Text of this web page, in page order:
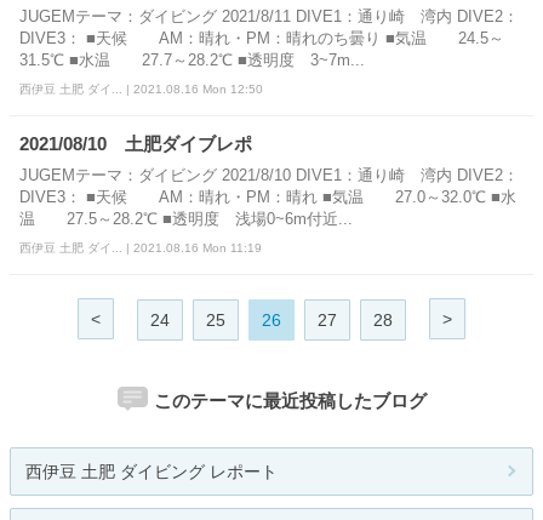
JUGEMテーマ：ダイビング 2021/8/11 DIVE1：通り崎 湾内 DIVE2：
DIVE3： ■天候 AM：晴れ・PM：晴れのち曇り ■気温 24.5～
31.5℃ ■水温 27.7～28.2℃ ■透明度 3~7m...
西伊豆 土肥 ダイ... | 2021.08.16 Mon 12:50
2021/08/10 土肥ダイブレポ
JUGEMテーマ：ダイビング 2021/8/10 DIVE1：通り崎 湾内 DIVE2：
DIVE3： ■天候 AM：晴れ・PM：晴れ ■気温 27.0～32.0℃ ■水
温 27.5～28.2℃ ■透明度 浅場0~6m付近...
西伊豆 土肥 ダイ... | 2021.08.16 Mon 11:19
< 24 25 26 27 28 >
このテーマに最近投稿したブログ
西伊豆 土肥 ダイビング レポート